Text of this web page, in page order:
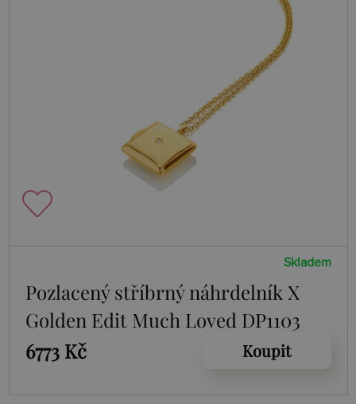
Skladem
Pozlacený stříbrný náhrdelník X
Golden Edit Much Loved DP1103
6773 Kč
Koupit